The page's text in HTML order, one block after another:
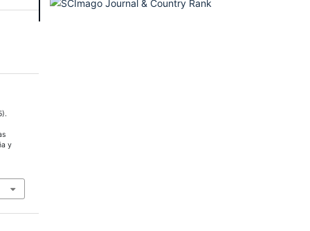
y